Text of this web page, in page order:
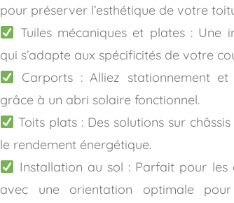
pour préserver l’esthétique de votre
Tuiles mécaniques et plates : Une
qui s’adapte aux spécificités de votre
Carports : Alliez stationnement et
grâce à un abri solaire fonctionnel.
Toits plats : Des solutions sur
le rendement énergétique.
Installation au sol : Parfait pour les
avec une orientation optimale